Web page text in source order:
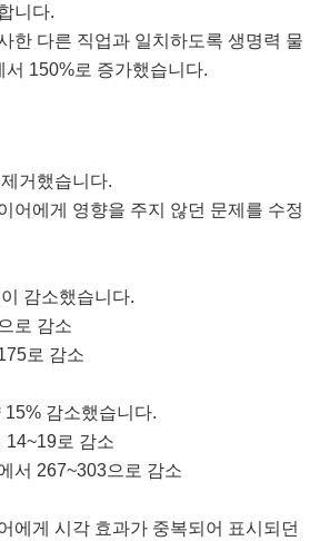
니다.
한 다른 직업과 일치하도록 생명력 물
서 150%로 증가했습니다.
거했습니다.
어에게 영향을 주지 않던 문제를 수정
감소했습니다.
로 감소
로 감소
감소했습니다.
14~19로 감소
서 267~303으로 감소
에게 시각 효과가 중복되어 표시되던